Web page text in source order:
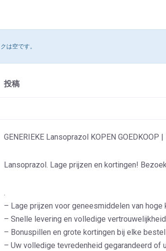
は空です。
投稿
GENERIEKE Lansoprazol KOPEN GOEDKOOP
Lansoprazol. Lage prijzen en kortingen!
.
– Lage prijzen voor geneesmiddelen van hoge
– Snelle levering en volledige vertrouwelijkheid
– Bonuspillen en grote kortingen bij elke
– Uw volledige tevredenheid gegarandeerd of